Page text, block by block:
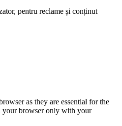
pentru reclame și conținut
as they are essential for the
your browser only with your